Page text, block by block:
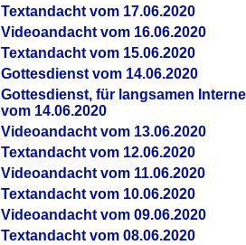
Textandacht vom 17.06.2020
Videoandacht vom 16.06.2020
Textandacht vom 15.06.2020
Gottesdienst vom 14.06.2020
Gottesdienst, für langsamen
vom 14.06.2020
Videoandacht vom 13.06.2020
Textandacht vom 12.06.2020
Videoandacht vom 11.06.2020
Textandacht vom 10.06.2020
Videoandacht vom 09.06.2020
Textandacht vom 08.06.2020